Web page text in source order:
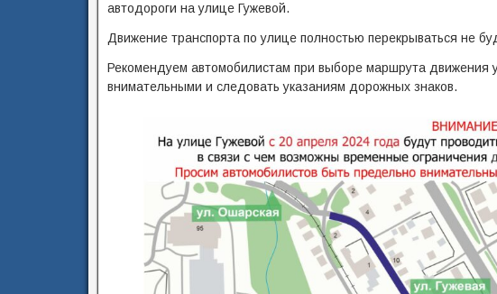
автодороги на улице Гужевой.
Движение транспорта по улице полностью перекрываться не
Рекомендуем автомобилистам при выборе маршрута
внимательными и следовать указаниям дорожных знаков.